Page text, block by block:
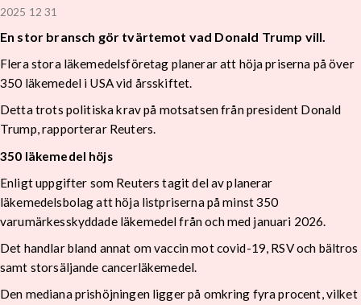
2025 12 31
En stor bransch gör tvärtemot vad Donald Trump vill.
Flera stora läkemedelsföretag planerar att höja priserna på över
350 läkemedel i USA vid årsskiftet.
Detta trots politiska krav på motsatsen från president Donald
Trump, rapporterar Reuters.
350 läkemedel höjs
Enligt uppgifter som Reuters tagit del av planerar
läkemedelsbolag att höja listpriserna på minst 350
varumärkesskyddade läkemedel från och med januari 2026.
Det handlar bland annat om vaccin mot covid-19, RSV och bältros
samt storsäljande cancerläkemedel.
Den mediana prishöjningen ligger på omkring fyra procent, vilket